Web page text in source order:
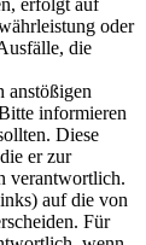
oder
die
anstößigen
informieren
Diese
er zur
verantwortlich.
auf die von
Für